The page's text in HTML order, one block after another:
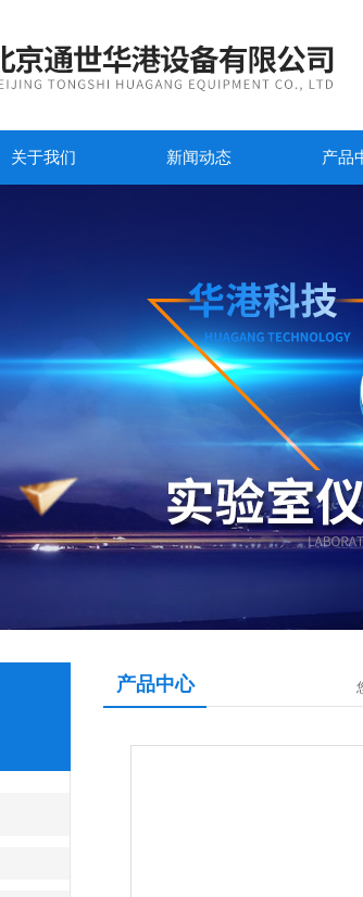
关于我们 新闻动态 产品
产品中心